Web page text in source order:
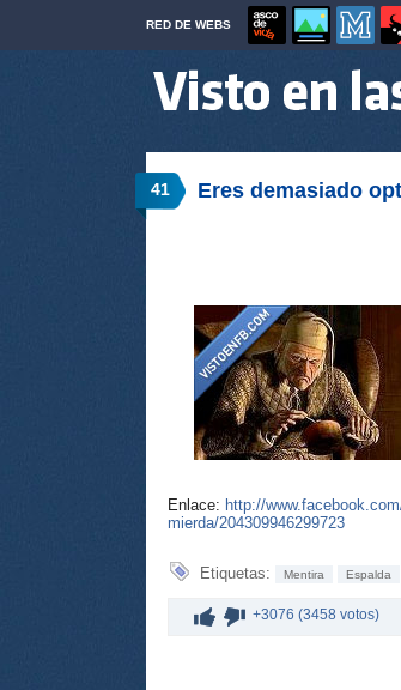
RED DE WEBS
41 Eres demasiado
Enlace: http://
mierda/204309946299723
Etiquetas: Mentira Espalda
+3076 (3458 votos)